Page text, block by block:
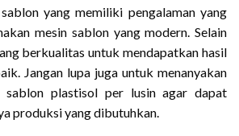
yang memiliki pengalaman yang
mesin sablon yang modern. Selain
berkualitas untuk mendapatkan hasil
Jangan lupa juga untuk menanyakan
sablon plastisol per lusin agar dapat
produksi yang dibutuhkan.